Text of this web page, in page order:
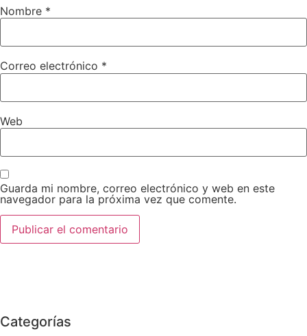
Nombre *
Correo electrónico *
Web
Guarda mi nombre, correo electrónico y web en este
navegador para la próxima vez que comente.
Categorías